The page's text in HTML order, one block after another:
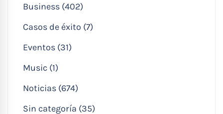
Business (402)
Casos de éxito (7)
Eventos (31)
Music (1)
Noticias (674)
Sin categoría (35)